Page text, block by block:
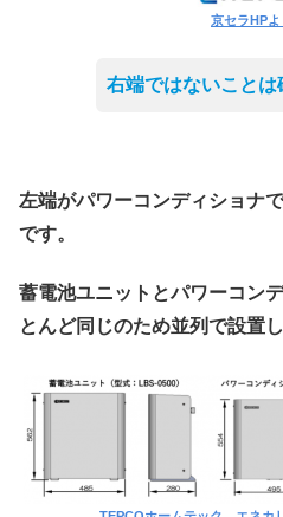
京セラHP
右端ではないことは
左端がパワーコンディショナで
です。
蓄電池ユニットとパワーコン
とんど同じのため並列で設置